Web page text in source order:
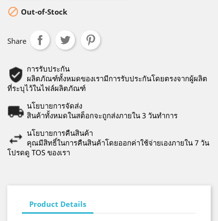
 Out-of-Stock
Share
การรับประกัน
ผลิตภัณฑ์ทั้งหมดของเรามีการรับประกันโดยตรงจากผู้ผลิต
ที่ระบุไว้ในไฟล์ผลิตภัณฑ์
นโยบายการจัดส่ง
สินค้าทั้งหมดในสต็อกจะถูกส่งภายใน 3 วันทำการ
นโยบายการคืนสินค้า
คุณมีสิทธิ์ในการคืนสินค้าโดยออกค่าใช้จ่ายเองภายใน 7 วัน
โปรดดู TOS ของเรา
Product Details